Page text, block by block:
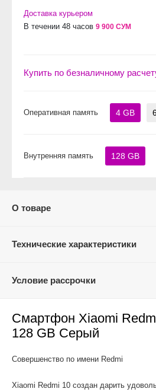
Доставка курьером
В течении 48 часов 9 900 СУМ
Купить по безналичному
Оперативная память 4 GB
Внутренняя память 128 GB
О товаре
Технические характеристики
Условие рассрочки
Смартфон Xiaomi
128 GB Серый
Совершенство по имени Redmi
Xiaomi Redmi 10 создан дарить